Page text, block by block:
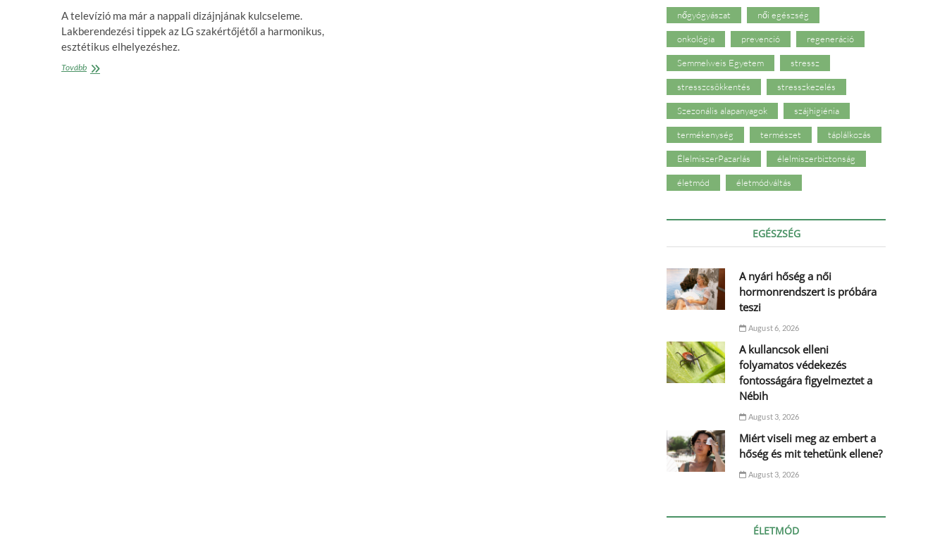
A televízió ma már a nappali dizájnjának kulcseleme.
Lakberendezési tippek az LG szakértőjétől a harmonikus,
esztétikus elhelyezéshez.
TovábbA
nőgyógyászat női egészség
onkológia prevenció regeneráció
Semmelweis Egyetem stressz
stresszcsökkentés stresszkezelés
Szezonális alapanyagok szájhigiénia
termékenység természet táplálkozás
ÉlelmiszerPazarlás élelmiszerbiztonság
életmód életmódváltás
EGÉSZSÉG
A nyári hőség a női
hormonrendszert is próbára
teszi
August 6, 2026
A kullancsok elleni
folyamatos védekezés
fontosságára figyelmeztet a
Nébih
August 3, 2026
Miért viseli meg az embert a
hőség és mit tehetünk ellene?
August 3, 2026
ÉLETMÓD